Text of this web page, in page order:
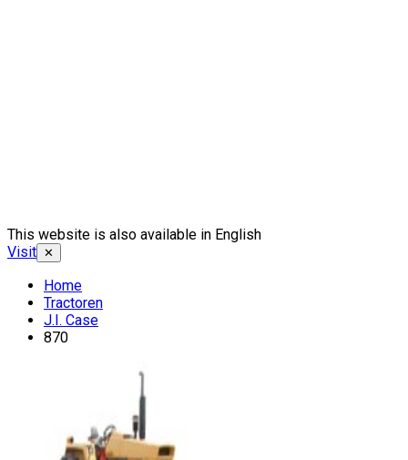
This website is also available in English
Visit ✕
Home
Tractoren
J.I. Case
870